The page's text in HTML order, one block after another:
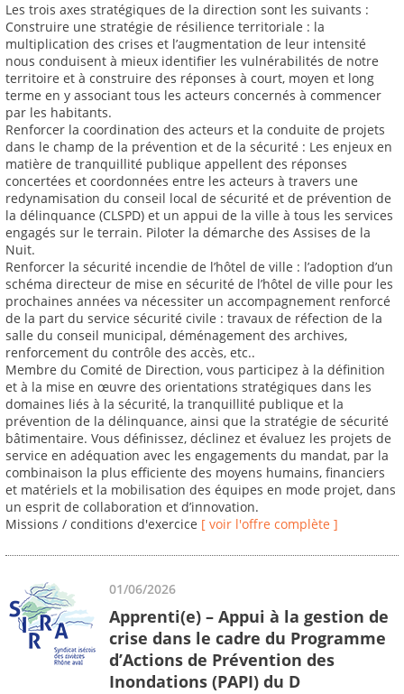
Les trois axes stratégiques de la direction sont les suivants :
Construire une stratégie de résilience territoriale : la
multiplication des crises et l’augmentation de leur intensité
nous conduisent à mieux identifier les vulnérabilités de notre
territoire et à construire des réponses à court, moyen et long
terme en y associant tous les acteurs concernés à commencer
par les habitants.
Renforcer la coordination des acteurs et la conduite de projets
dans le champ de la prévention et de la sécurité : Les enjeux en
matière de tranquillité publique appellent des réponses
concertées et coordonnées entre les acteurs à travers une
redynamisation du conseil local de sécurité et de prévention de
la délinquance (CLSPD) et un appui de la ville à tous les services
engagés sur le terrain. Piloter la démarche des Assises de la
Nuit.
Renforcer la sécurité incendie de l’hôtel de ville : l’adoption d’un
schéma directeur de mise en sécurité de l’hôtel de ville pour les
prochaines années va nécessiter un accompagnement renforcé
de la part du service sécurité civile : travaux de réfection de la
salle du conseil municipal, déménagement des archives,
renforcement du contrôle des accès, etc..
Membre du Comité de Direction, vous participez à la définition
et à la mise en œuvre des orientations stratégiques dans les
domaines liés à la sécurité, la tranquillité publique et la
prévention de la délinquance, ainsi que la stratégie de sécurité
bâtimentaire. Vous définissez, déclinez et évaluez les projets de
service en adéquation avec les engagements du mandat, par la
combinaison la plus efficiente des moyens humains, financiers
et matériels et la mobilisation des équipes en mode projet, dans
un esprit de collaboration et d’innovation.
Missions / conditions d'exercice [ voir l'offre complète ]
01/06/2026
Apprenti(e) – Appui à la gestion de
crise dans le cadre du Programme
d’Actions de Prévention des
Inondations (PAPI) du D